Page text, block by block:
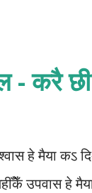
करै छी
हे मैया कऽ
उपवास हे